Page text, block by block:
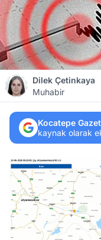
Dilek Çetinkaya
Muhabir
Kocatepe
kaynak olarak